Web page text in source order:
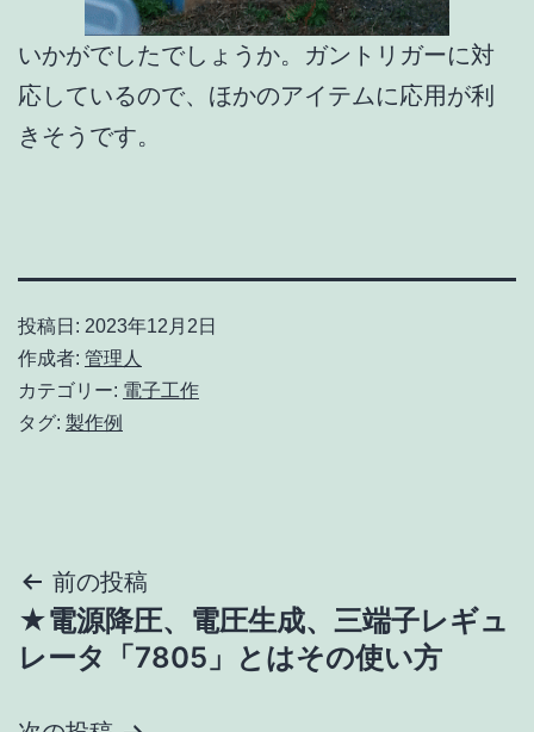
いかがでしたでしょうか。ガントリガーに対
応しているので、ほかのアイテムに応用が利
きそうです。
投稿日: 2023年12月2日
作成者: 管理人
カテゴリー: 電子工作
タグ: 製作例
投
稿
前の投稿
★電源降圧、電圧生成、三端子レギュ
レータ「7805」とはその使い方